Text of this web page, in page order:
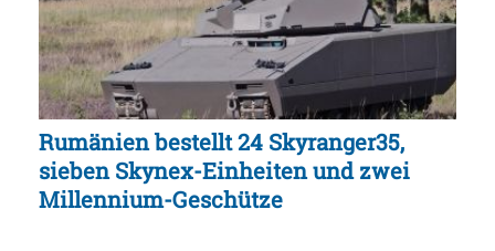
Rumänien bestellt 24 Skyranger35,
sieben Skynex-Einheiten und zwei
Millennium-Geschütze